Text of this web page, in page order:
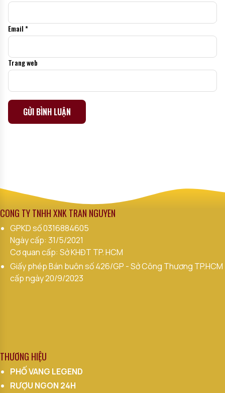
Email*
Trang web
CÔNG TY TNHH XNK TRẦN NGUYÊN
GPKD số0316884605
Ngày cấp: 31/5/2021
Cơ quan cấp: Sở KHĐT TP. HCM
Giấy phép Bán buôn số 426/GP - Sở Công Thương TP.HCM
cấp ngày 20/9/2023
THƯƠNG HIỆU
PHỐ VANG LEGEND
RƯỢU NGON 24H